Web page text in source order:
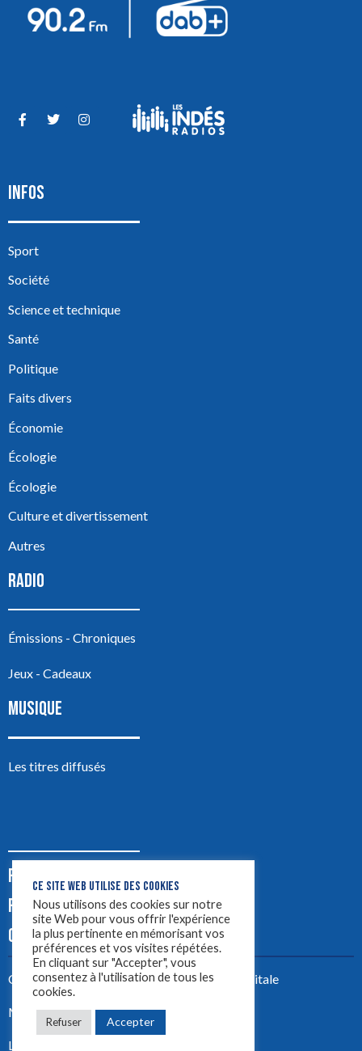
INFOS
Sport
Société
Science et technique
Santé
Politique
Faits divers
Économie
Écologie
Écologie
Culture et divertissement
Autres
RADIO
Émissions - Chroniques
Jeux - Cadeaux
MUSIQUE
Les titres diffusés
PODCASTS
PUB
CONTACT
Créez votre site avecYellowtie – Agence Digitale
Mentions légales
LYON 1ère 2023 ©
CE SITE WEB UTILISE DES COOKIES
Nous utilisons des cookies sur notre
site Web pour vous offrir l'expérience
la plus pertinente en mémorisant vos
préférences et vos visites répétées.
En cliquant sur "Accepter", vous
consentez à l'utilisation de tous les
cookies.
Refuser Accepter